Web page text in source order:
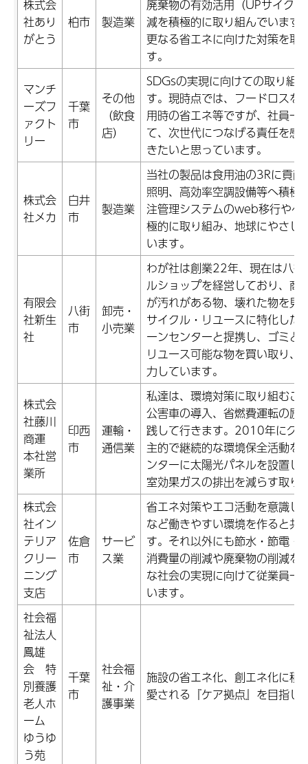
株式会
社あり
がとう
柏市 製造業
廃棄物の有効活用（UPサイク
減を積極的に取り組んでいます
更なる省エネに向けた対策を取
す。
マンチ
ーズフ
ァクト
リー
千葉
市
その他
（飲食
店）
SDGsの実現に向けての取り組
す。現時点では、フードロスを
用時の省エネ等ですが、社員一
て、次世代につなげる責任を感
きたいと思っています。
株式会
社メカ
白井
市
製造業
当社の製品は食用油の3Rに貢
照明、高効率空調設備等へ積極
注管理システムのweb移行やペ
極的に取り組み、地球にやさし
います。
有限会
社新生
社
八街
市
卸売・
小売業
わが社は創業22年、現在は八
ルショップを経営しており、商
が汚れがある物、壊れた物を見
サイクル・リユースに特化した
ーンセンターと提携し、ゴミと
リユース可能な物を買い取り、
力しています。
株式会
社藤川
商運
本社営
業所
印西
市
運輸・
通信業
私達は、環境対策に取り組むこ
公害車の導入、省燃費運転の励
践して行きます。2010年にグ
主的で継続的な環境保全活動を
ンターに太陽光パネルを設置し
室効果ガスの排出を減らす取り
株式会
社イン
テリア
クリー
ニング
支店
佐倉
市
サービ
ス業
省エネ対策やエコ活動を意識し
など働きやすい環境を作ると共
す。それ以外にも節水・節電・
消費量の削減や廃棄物の削減を
な社会の実現に向けて従業員一
います。
社会福
祉法人
鳳雄
会 特
別養護
老人ホ
ーム
ゆうゆ
う苑
千葉
市
社会福
祉・介
護事業
施設の省エネ化、創エネ化に積
愛される『ケア拠点』を目指し